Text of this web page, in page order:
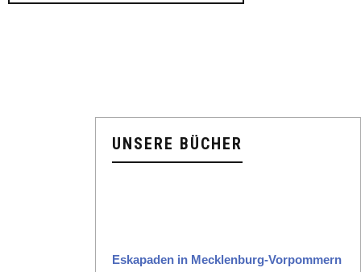
UNSERE BÜCHER
Eska­paden in Meck­len­burg-Vor­pom­mern